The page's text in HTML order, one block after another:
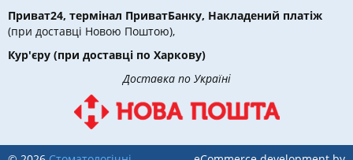
Приват24, термінал ПриватБанку, Накладений платіж
(при доставці Новою Поштою),
Кур'єру (при доставці по Харкову)
Доставка по Україні